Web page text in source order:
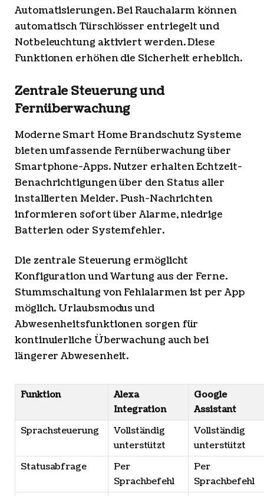
Automatisierungen. Bei Rauchalarm können
automatisch Türschlösser entriegelt und
Notbeleuchtung aktiviert werden. Diese
Funktionen erhöhen die Sicherheit erheblich.
Zentrale Steuerung und
Fernüberwachung
Moderne Smart Home Brandschutz Systeme
bieten umfassende Fernüberwachung über
Smartphone-Apps. Nutzer erhalten Echtzeit-
Benachrichtigungen über den Status aller
installierten Melder. Push-Nachrichten
informieren sofort über Alarme, niedrige
Batterien oder Systemfehler.
Die zentrale Steuerung ermöglicht
Konfiguration und Wartung aus der Ferne.
Stummschaltung von Fehlalarmen ist per App
möglich. Urlaubsmodus und
Abwesenheitsfunktionen sorgen für
kontinuierliche Überwachung auch bei
längerer Abwesenheit.
Funktion
Alexa
Integration
Google
Assistant
Sprachsteuerung
Vollständig
unterstützt
Vollständig
unterstützt
Statusabfrage
Per
Sprachbefehl
Per
Sprachbefehl